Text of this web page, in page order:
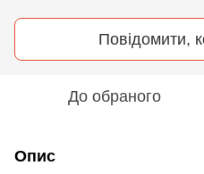
Повідомити,
До обраного
Опис